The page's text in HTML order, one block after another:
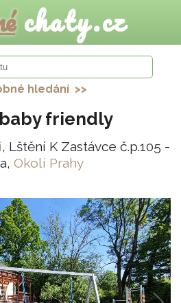
chaty.cz
hledání >>
friendly
, Lštění K Zastávce č.p.105 -
Okolí Prahy